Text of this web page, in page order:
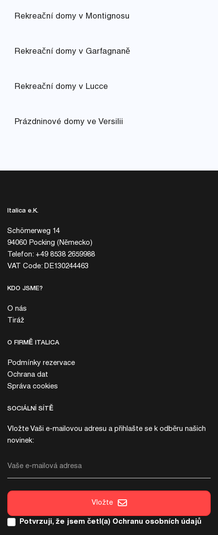
Rekreační domy v Montignosu
Rekreační domy v Garfagnaně
Rekreační domy v Lucce
Prázdninové domy ve Versilii
Italica e.K.
Schömerweg 14
94060 Pocking (Německo)
Telefon: +49 8538 2659988
VAT Code: DE130244463
KDO JSME?
O nás
Tiráž
O FIRMĚ ITALICA
Podmínky rezervace
Ochrana dat
Správa cookies
SOCIÁLNÍ SÍTĚ
Vložte Vaši e-mailovou adresu a přihlašte se k odběru našich
novinek:
Vaše e-mailová adresa
Vložte
Potvrzuji, že jsem četl(a) Ochranu osobních údajů